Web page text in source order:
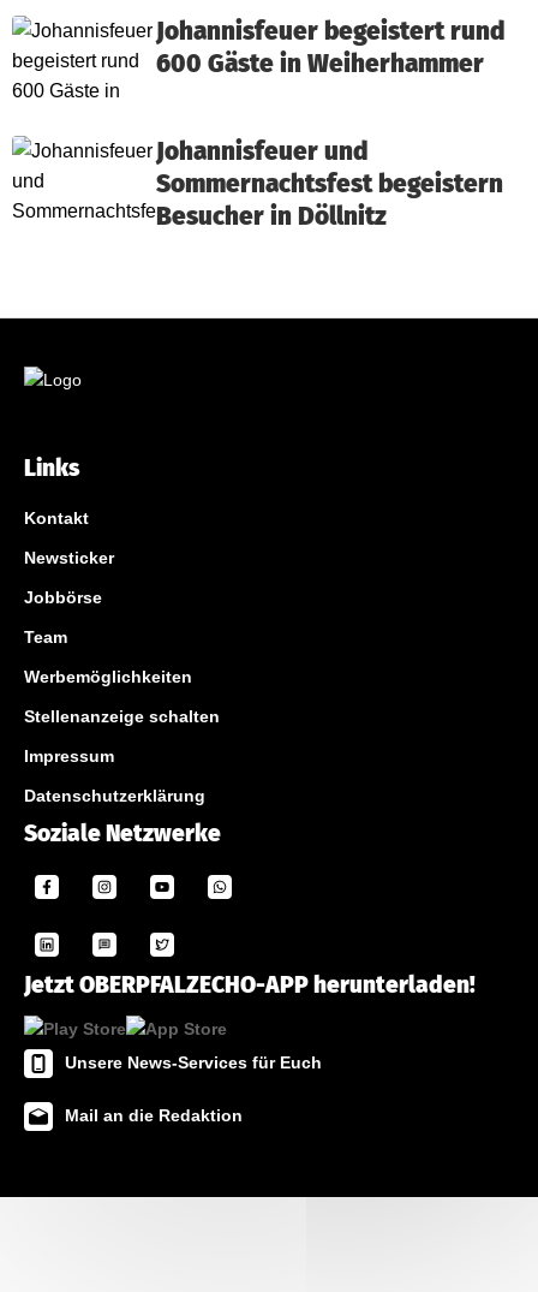
Johannisfeuer begeistert rund
600 Gäste in Weiherhammer
Johannisfeuer und
Sommernachtsfest begeistern
Besucher in Döllnitz
Links
Kontakt
Newsticker
Jobbörse
Team
Werbemöglichkeiten
Stellenanzeige schalten
Impressum
Datenschutzerklärung
Soziale Netzwerke
Jetzt OBERPFALZECHO-APP herunterladen!
Unsere News-Services für Euch
Mail an die Redaktion